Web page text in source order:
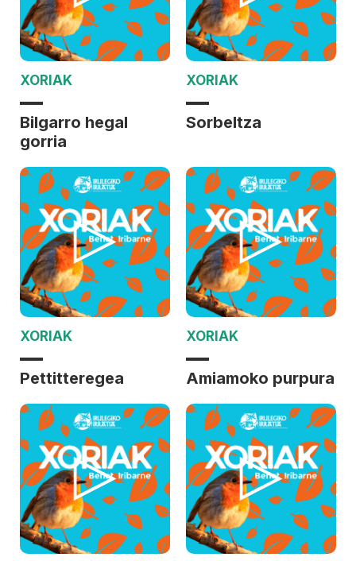
XORIAK
Bilgarro hegal
gorria
XORIAK
Sorbeltza
XORIAK
Pettitteregea
XORIAK
Amiamoko purpura